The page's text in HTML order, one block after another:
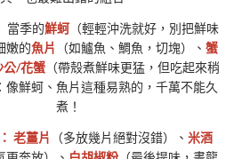
當季的鮮蚵 （輕輕沖洗就好，別把鮮味
嫩的魚片 （如鱸魚、鯛魚，切塊）、 蟹
公/花蟹 （帶殼煮鮮味更猛，但吃起來稍
像鮮蚵、魚片這種易熟的，千萬不能久
煮！
老薑片 （多放幾片絕對沒錯）、米酒